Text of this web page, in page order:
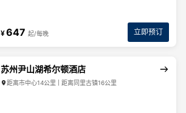
¥647 起/每晚 立即预订
苏州尹山湖希尔顿酒店
距离市中心14公里 | 距离同里古镇16公里